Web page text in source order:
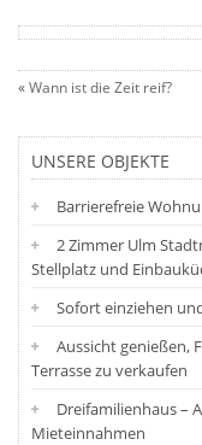
«Wann ist die Zeit reif?
UNSERE OBJEKTE
Barrierefreie
2 Zimmer Ulm
Stellplatz und
Sofort einziehen
Aussicht genießen,
Terrasse zu verkaufen
Dreifamilienhaus –
Mieteinnahmen